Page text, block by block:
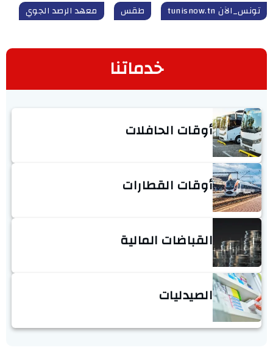
تونس_الآن tunisnow.tn
طقس معهد الرصد الجوي
خدماتنا
أوقات الحافلات
أوقات القطارات
القباضات المالية
الصيدليات